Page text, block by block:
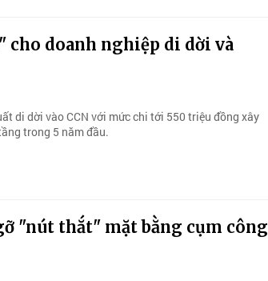
cho doanh nghiệp di dời và
di dời vào CCN với mức chi tới 550 triệu đồng xây
trong 5 năm đầu.
"nút thắt" mặt bằng cụm công